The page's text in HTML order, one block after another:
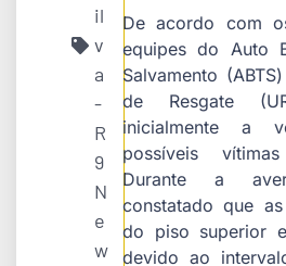
il
v
a
-
R
9
N
e
w
De acordo com
equipes do Auto
Salvamento
de Resgate
inicialmente a
possíveis
Durante a
constatado que
do piso superior
devido ao